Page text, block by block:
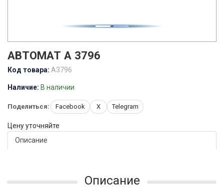
АВТОМАТ А 3796
Код товара: А3796
Наличие: В наличии
Поделиться: Facebook X Telegram
Цену уточняйте
Описание
Описание